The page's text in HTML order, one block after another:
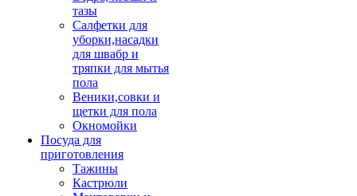
тазы
Салфетки для
уборки,насадки
для швабр и
тряпки для мытья
пола
Веники,совки и
щетки для пола
Окномойки
Посуда для
приготовления
Тажины
Кастрюли